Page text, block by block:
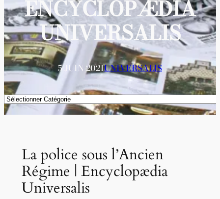
ENCYCLOPÆDIA
UNIVERSALIS
5 JUIN 2021UNIVERSALIS
Catégories
La police sous l’Ancien
Régime | Encyclopædia
Universalis